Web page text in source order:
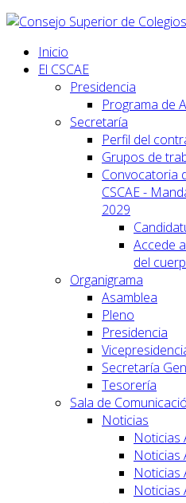
Inicio
El CSCAE
Presidencia
Programa de
Secretaría
Perfil del
Grupos de
Convocatoria
CSCAE -
2029
Accede
del
Organigrama
Asamblea
Pleno
Presidencia
Secretaría
Tesorería
Sala de
Noticias
Noticias
Noticias
Noticias
Noticias